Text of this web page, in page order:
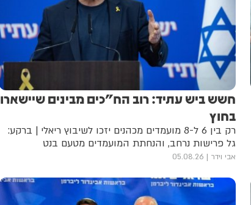
חשש ביש עתיד: רוב הח"כים מבינים שיישארו
בחוץ
רק בין 6 ל-8 מועמדים מכהנים יזכו לשיבוץ ריאלי | ברקע:
גל פרישות נרחב, והנחתת המועמדים מטעם בנט
אבי וידר 05.08.26